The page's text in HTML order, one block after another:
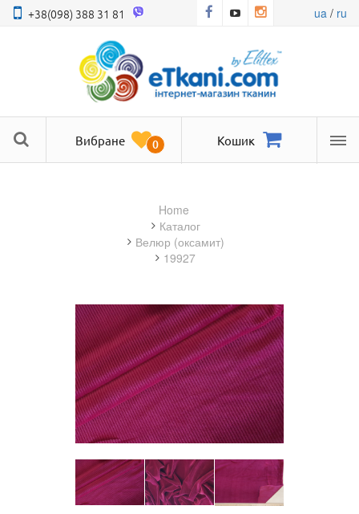
+38(098) 388 31 81 ua/ ru
Вибране 0 Кошик
Home
Каталог
велюр (оксамит)
19927